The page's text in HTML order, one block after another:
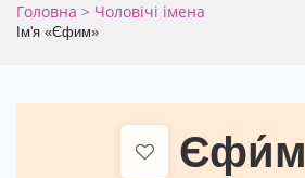
Головна > Чоловічі імена
Ім'я «Єфим»
Єфи́м